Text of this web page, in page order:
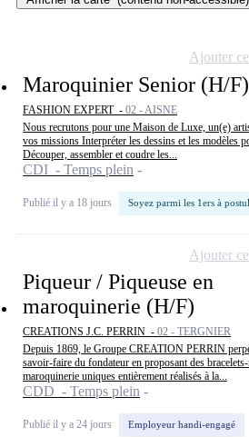
Maroquinier Senior (H/F)
FASHION EXPERT - 02 - AISNE
Nous recrutons pour une Maison de Luxe, un(e)
vos missions Interpréter les dessins et les modèles
Découper, assembler et coudre les...
CDI - Temps plein
Publié il y a 18 jours Soyez parmi les 1ers à
Ajouter
Piqueur / Piqueuse en
maroquinerie (H/F)
CREATIONS J.C. PERRIN - 02 - TERGNIER
Depuis 1869, le Groupe CREATION PERRIN
savoir-faire du fondateur en proposant des
maroquinerie uniques entièrement réalisés à la...
CDD - Temps plein
Publié il y a 24 jours Employeur handi-engagé
Ajouter